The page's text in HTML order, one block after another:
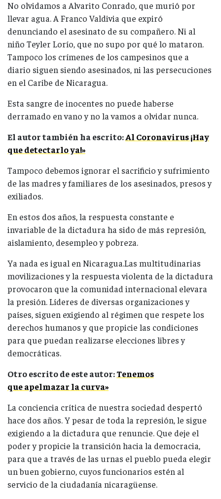
No olvidamos a Alvarito Conrado, que murió por
llevar agua. A Franco Valdivia que expiró
denunciando el asesinato de su compañero. Ni al
niño Teyler Lorío, que no supo por qué lo mataron.
Tampoco los crímenes de los campesinos que a
diario siguen siendo asesinados, ni las persecuciones
en el Caribe de Nicaragua.
Esta sangre de inocentes no puede haberse
derramado en vano y no la vamos a olvidar nunca.
El autor también ha escrito:Al Coronavirus ¡Hay
que detectarlo ya!»
Tampoco debemos ignorar el sacrificio y sufrimiento
de las madres y familiares de los asesinados, presos y
exiliados.
En estos dos años, la respuesta constante e
invariable de la dictadura ha sido de más represión,
aislamiento, desempleo y pobreza.
Ya nada es igual en Nicaragua.Las multitudinarias
movilizaciones y la respuesta violenta de la dictadura
provocaron que la comunidad internacional elevara
la presión. Líderes de diversas organizaciones y
países, siguen exigiendo al régimen que respete los
derechos humanos y que propicie las condiciones
para que puedan realizarse elecciones libres y
democráticas.
Otro escrito de este autor:Tenemos
que apelmazar la curva»
La conciencia crítica de nuestra sociedad despertó
hace dos años. Y pesar de toda la represión, le sigue
exigiendo a la dictadura que renuncie. Que deje el
poder y propicie la transición hacia la democracia,
para que a través de las urnas el pueblo pueda elegir
un buen gobierno, cuyos funcionarios estén al
servicio de la ciudadanía nicaragüense.